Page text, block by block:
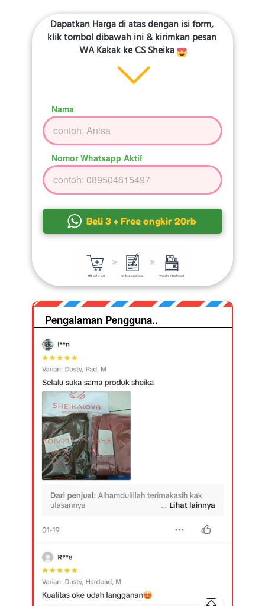
Dapatkan Harga di atas dengan isi form,
klik tombol dibawah ini & kirimkan pesan
WA Kakak ke CS Sheika
Nama
Nomor Whatsapp Aktif
` Beli 3 + Free ongkir 20rb
Pengalaman Pengguna..